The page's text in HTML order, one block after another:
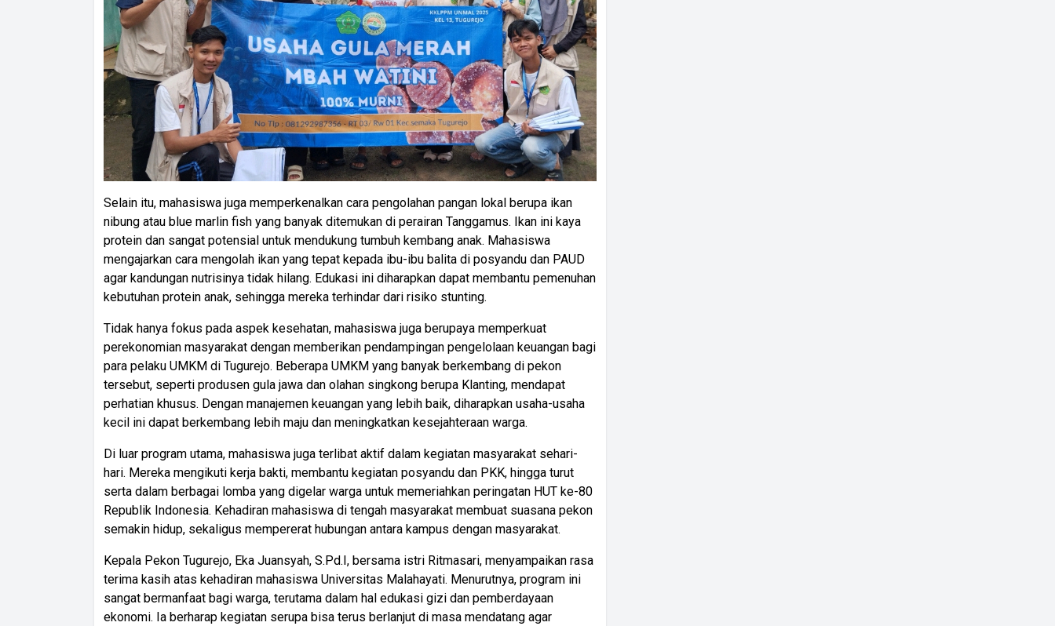
Selain itu, mahasiswa juga memperkenalkan cara pengolahan pangan lokal berupa ikan
nibung atau blue marlin fish yang banyak ditemukan di perairan Tanggamus. Ikan ini kaya
protein dan sangat potensial untuk mendukung tumbuh kembang anak. Mahasiswa
mengajarkan cara mengolah ikan yang tepat kepada ibu-ibu balita di posyandu dan PAUD
agar kandungan nutrisinya tidak hilang. Edukasi ini diharapkan dapat membantu pemenuhan
kebutuhan protein anak, sehingga mereka terhindar dari risiko stunting.
Tidak hanya fokus pada aspek kesehatan, mahasiswa juga berupaya memperkuat
perekonomian masyarakat dengan memberikan pendampingan pengelolaan keuangan bagi
para pelaku UMKM di Tugurejo. Beberapa UMKM yang banyak berkembang di pekon
tersebut, seperti produsen gula jawa dan olahan singkong berupa Klanting, mendapat
perhatian khusus. Dengan manajemen keuangan yang lebih baik, diharapkan usaha-usaha
kecil ini dapat berkembang lebih maju dan meningkatkan kesejahteraan warga.
Di luar program utama, mahasiswa juga terlibat aktif dalam kegiatan masyarakat sehari-
hari. Mereka mengikuti kerja bakti, membantu kegiatan posyandu dan PKK, hingga turut
serta dalam berbagai lomba yang digelar warga untuk memeriahkan peringatan HUT ke-80
Republik Indonesia. Kehadiran mahasiswa di tengah masyarakat membuat suasana pekon
semakin hidup, sekaligus mempererat hubungan antara kampus dengan masyarakat.
Kepala Pekon Tugurejo, Eka Juansyah, S.Pd.I, bersama istri Ritmasari, menyampaikan rasa
terima kasih atas kehadiran mahasiswa Universitas Malahayati. Menurutnya, program ini
sangat bermanfaat bagi warga, terutama dalam hal edukasi gizi dan pemberdayaan
ekonomi. Ia berharap kegiatan serupa bisa terus berlanjut di masa mendatang agar